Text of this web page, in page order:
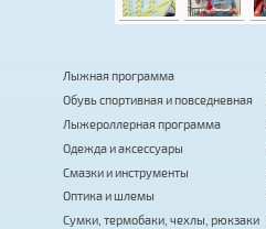
Лыжная программа
Обувь спортивная и повседневная
Лыжероллерная программа
Одежда и аксессуары
Смазки и инструменты
Оптика и шлемы
Сумки, термобаки, чехлы, рюкзаки